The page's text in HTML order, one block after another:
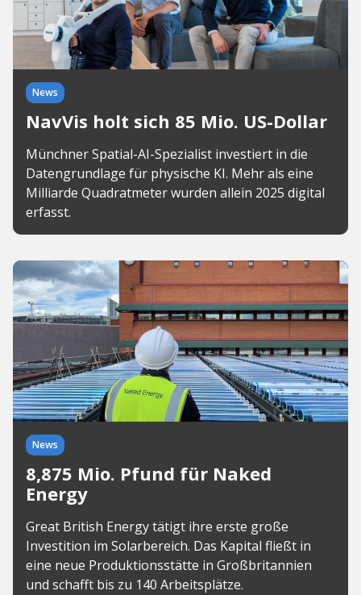
News
NavVis holt sich 85 Mio. US-Dollar
Münchner Spatial-AI-Spezialist investiert in die
Datengrundlage für physische KI. Mehr als eine
Milliarde Quadratmeter wurden allein 2025 digital
erfasst.
News
8,875 Mio. Pfund für Naked
Energy
Great British Energy tätigt ihre erste große
Investition im Solarbereich. Das Kapital fließt in
eine neue Produktionsstätte in Großbritannien
und schafft bis zu 140 Arbeitsplätze.